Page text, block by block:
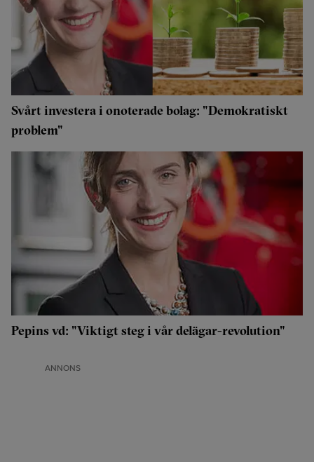
Svårt investera i onoterade bolag: "Demokratiskt
problem"
Pepins vd: "Viktigt steg i vår delägar-revolution"
ANNONS